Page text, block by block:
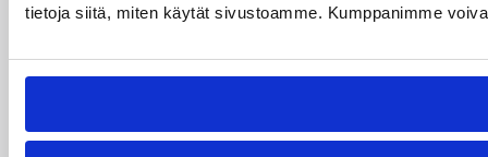
tietoja siitä, miten käytät sivustoamme. Kumppanimme